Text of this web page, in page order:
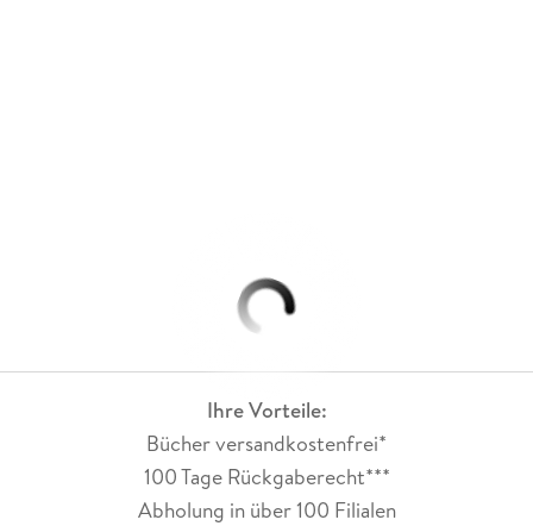
Ihre Vorteile:
Bücher versandkostenfrei*
100 Tage Rückgaberecht***
Abholung in über 100 Filialen